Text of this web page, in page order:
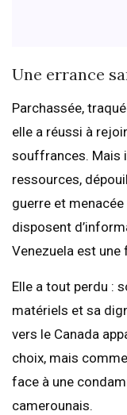
Une errance
Parchassée,
elle a réussi à
souffrances. Mais
ressources,
guerre et
disposent
Venezuela est une
Elle a tout perdu :
matériels et sa
vers le Canada
choix, mais
face à une
camerounais.